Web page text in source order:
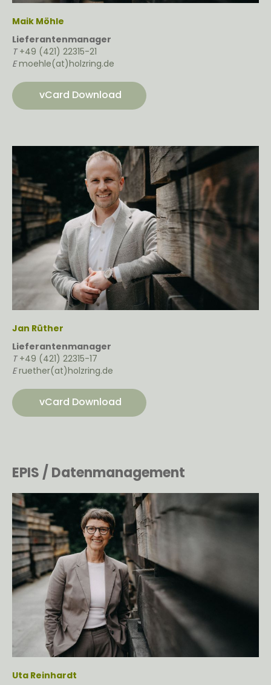
Maik Möhle
Lieferantenmanager
T +49 (421) 22315-21
E moehle(at)holzring.de
vCard Download
Jan Rüther
Lieferantenmanager
T +49 (421) 22315-17
E ruether(at)holzring.de
vCard Download
EPIS / Datenmanagement
Uta Reinhardt